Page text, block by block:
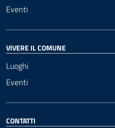
Eventi
VIVERE IL COMUNE
Luoghi
Eventi
CONTATTI